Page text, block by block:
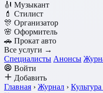
🎻 Музыкант
💄 Стилист
🎊 Организатор
🌸 Оформитель
🚗 Прокат авто
Все услуги →
Специалисты Анонсы
Войти
Добавить
Главная › Журнал ›